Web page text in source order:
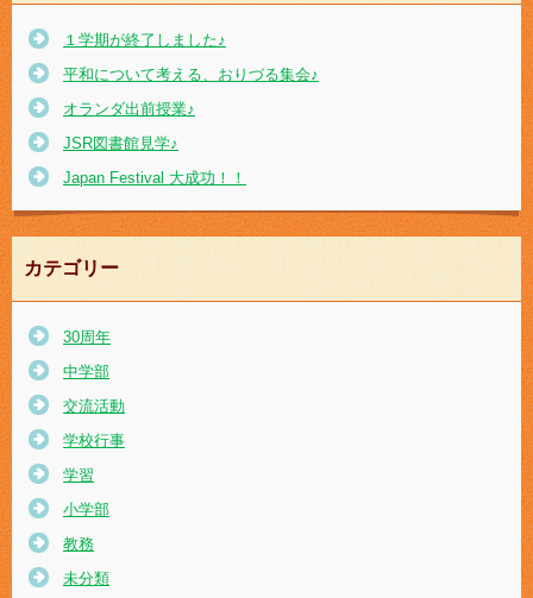
１学期が終了しました♪
平和について考える、おりづる集会♪
オランダ出前授業♪
JSR図書館見学♪
Japan Festival 大成功！！
カテゴリー
30周年
中学部
交流活動
学校行事
学習
小学部
教務
未分類